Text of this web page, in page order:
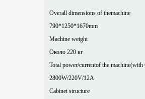
Overall dimensions of themachine
790*1250*1670mm
Machine weight
Около 220 кг
Total power/currentof the machine(with
2800W/220V/12A
Cabinet structure